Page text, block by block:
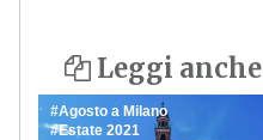
Leggi anche
Agosto a Milano
Estate 2021